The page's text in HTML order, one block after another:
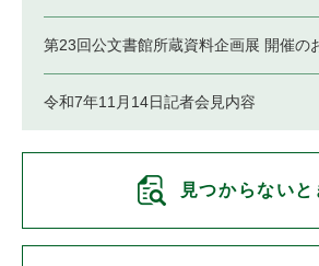
第23回公文書館所蔵資料企画展 開催の
令和7年11月14日記者会見内容
見つからないと